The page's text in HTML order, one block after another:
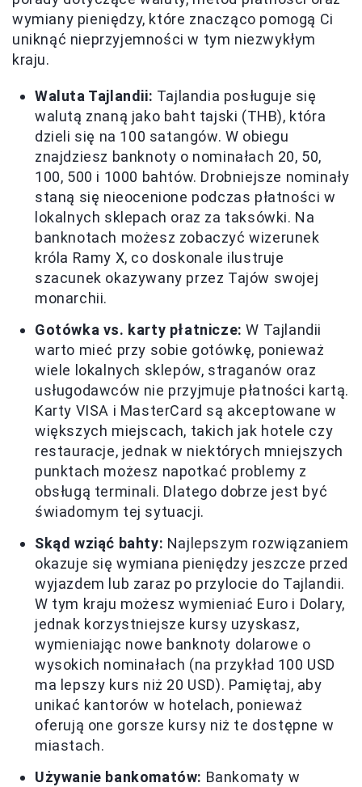
wymiany pieniędzy, które znacząco pomogą Ci
uniknąć nieprzyjemności w tym niezwykłym
kraju.
Waluta Tajlandii: Tajlandia posługuje się
walutą znaną jako baht tajski (THB), która
dzieli się na 100 satangów. W obiegu
znajdziesz banknoty o nominałach 20, 50,
100, 500 i 1000 bahtów. Drobniejsze nominały
staną się nieocenione podczas płatności w
lokalnych sklepach oraz za taksówki. Na
banknotach możesz zobaczyć wizerunek
króla Ramy X, co doskonale ilustruje
szacunek okazywany przez Tajów swojej
monarchii.
Gotówka vs. karty płatnicze: W Tajlandii
warto mieć przy sobie gotówkę, ponieważ
wiele lokalnych sklepów, straganów oraz
usługodawców nie przyjmuje płatności kartą.
Karty VISA i MasterCard są akceptowane w
większych miejscach, takich jak hotele czy
restauracje, jednak w niektórych mniejszych
punktach możesz napotkać problemy z
obsługą terminali. Dlatego dobrze jest być
świadomym tej sytuacji.
Skąd wziąć bahty: Najlepszym rozwiązaniem
okazuje się wymiana pieniędzy jeszcze przed
wyjazdem lub zaraz po przylocie do Tajlandii.
W tym kraju możesz wymieniać Euro i Dolary,
jednak korzystniejsze kursy uzyskasz,
wymieniając nowe banknoty dolarowe o
wysokich nominałach (na przykład 100 USD
ma lepszy kurs niż 20 USD). Pamiętaj, aby
unikać kantorów w hotelach, ponieważ
oferują one gorsze kursy niż te dostępne w
miastach.
Używanie bankomatów: Bankomaty w